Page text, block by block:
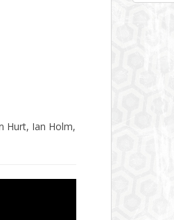
Hurt, Ian Holm,